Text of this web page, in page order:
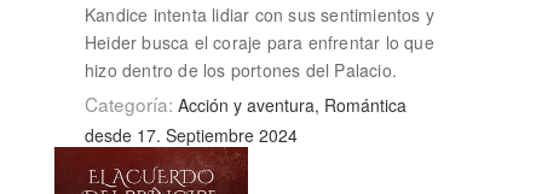
Kandice intenta lidiar con sus sentimientos y
Heider busca el coraje para enfrentar lo que
hizo dentro de los portones del Palacio.
Categoría: Acción y aventura, Romántica
desde 17. Septiembre 2024